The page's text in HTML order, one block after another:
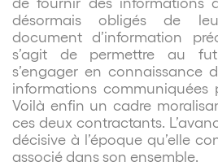
désormais obligés de
document d’information
s’agit de permettre au
s’engager en connaissance
informations communiquées
Voilà enfin un cadre
ces deux contractants.
décisive à l’époque qu’elle
associé dans son ensemble.